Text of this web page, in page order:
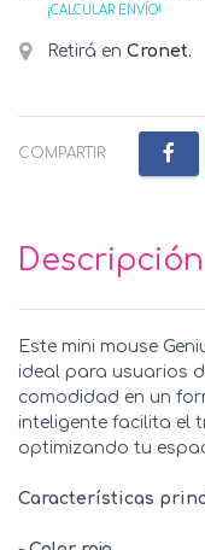
¡CALCULAR ENVÍO!
Retirá en Cronet.
COMPARTIR:
Este mini mouse
ideal para usuarios
comodidad en un
inteligente facilita el
optimizando tu
Características